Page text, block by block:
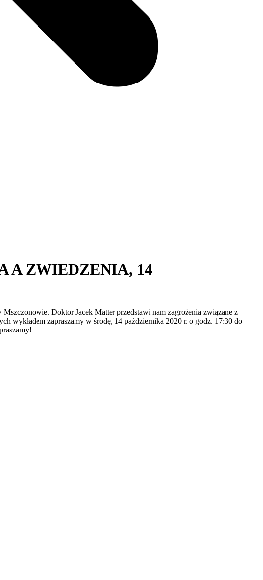
A ZWIEDZENIA, 14
Doktor Jacek Matter przedstawi nam zagrożenia związane z
wykładem zapraszamy w środę, 14 października 2020 r. o godz. 17:30 do